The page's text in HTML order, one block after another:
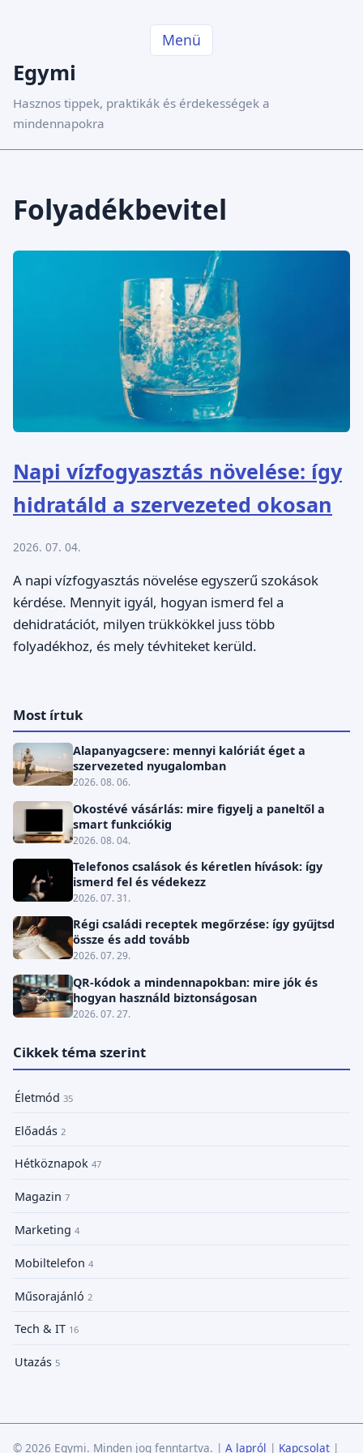
Menü
Egymi
Hasznos tippek, praktikák és érdekességek a
mindennapokra
Folyadékbevitel
Napi vízfogyasztás növelése: így
hidratáld a szervezeted okosan
2026. 07. 04.
A napi vízfogyasztás növelése egyszerű szokások
kérdése. Mennyit igyál, hogyan ismerd fel a
dehidratációt, milyen trükkökkel juss több
folyadékhoz, és mely tévhiteket kerüld.
Most írtuk
Alapanyagcsere: mennyi kalóriát éget a
szervezeted nyugalomban
2026. 08. 06.
Okostévé vásárlás: mire figyelj a paneltől a
smart funkciókig
2026. 08. 04.
Telefonos csalások és kéretlen hívások: így
ismerd fel és védekezz
2026. 07. 31.
Régi családi receptek megőrzése: így gyűjtsd
össze és add tovább
2026. 07. 29.
QR-kódok a mindennapokban: mire jók és
hogyan használd biztonságosan
2026. 07. 27.
Cikkek téma szerint
Életmód 35
Előadás 2
Hétköznapok 47
Magazin 7
Marketing 4
Mobiltelefon 4
Műsorajánló 2
Tech & IT 16
Utazás 5
© 2026 Egymi. Minden jog fenntartva. | A lapról | Kapcsolat |